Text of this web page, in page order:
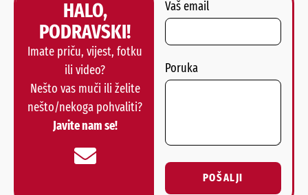
HALO,
PODRAVSKI!
Imate priču, vijest, fotku
ili video?
Nešto vas muči ili želite
nešto/nekoga pohvaliti?
Javite nam se!
Vaš email
Poruka
POŠALJI